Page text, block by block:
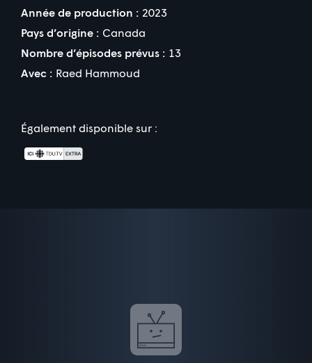
Année de production : 2023
Pays d’origine : Canada
Nombre d’épisodes prévus : 13
Avec : Raed Hammoud
Également disponible sur :